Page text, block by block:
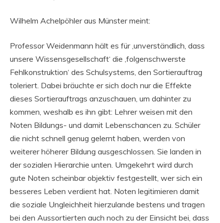
Wilhelm Achelpöhler aus Münster meint:
Professor Weidenmann hält es für ‚unverständlich, dass
unsere Wissensgesellschaft‘ die ‚folgenschwerste
Fehlkonstruktion‘ des Schulsystems, den Sortierauftrag
toleriert. Dabei bräuchte er sich doch nur die Effekte
dieses Sortierauftrags anzuschauen, um dahinter zu
kommen, weshalb es ihn gibt: Lehrer weisen mit den
Noten Bildungs- und damit Lebenschancen zu. Schüler
die nicht schnell genug gelernt haben, werden von
weiterer höherer Bildung ausgeschlossen. Sie landen in
der sozialen Hierarchie unten. Umgekehrt wird durch
gute Noten scheinbar objektiv festgestellt, wer sich ein
besseres Leben verdient hat. Noten legitimieren damit
die soziale Ungleichheit hierzulande bestens und tragen
bei den Aussortierten auch noch zu der Einsicht bei, dass